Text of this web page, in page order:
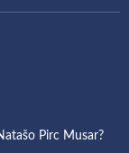
Pirc Musar?